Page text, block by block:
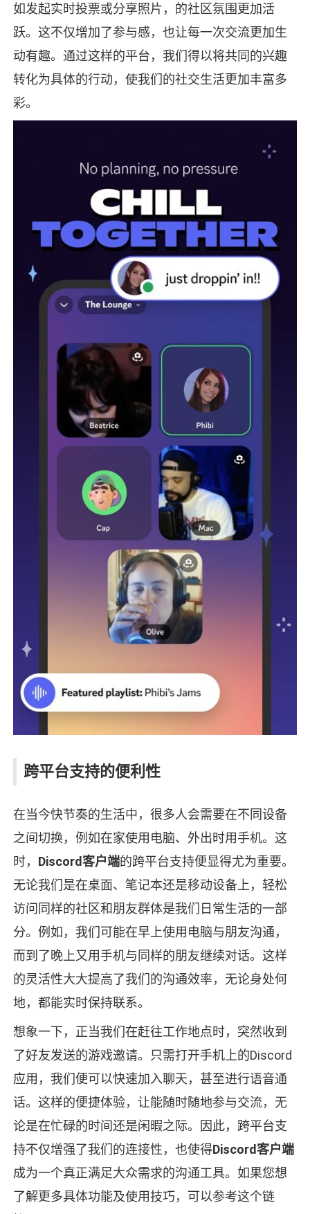
如发起实时投票或分享照片，的社区氛围更加活
跃。这不仅增加了参与感，也让每一次交流更加生
动有趣。通过这样的平台，我们得以将共同的兴趣
转化为具体的行动，使我们的社交生活更加丰富多
彩。
跨平台支持的便利性
在当今快节奏的生活中，很多人会需要在不同设备
之间切换，例如在家使用电脑、外出时用手机。这
时， Discord客户端的跨平台支持便显得尤为重要。
无论我们是在桌面、笔记本还是移动设备上，轻松
访问同样的社区和朋友群体是我们日常生活的一部
分。例如，我们可能在早上使用电脑与朋友沟通，
而到了晚上又用手机与同样的朋友继续对话。这样
的灵活性大大提高了我们的沟通效率，无论身处何
地，都能实时保持联系。
想象一下，正当我们在赶往工作地点时，突然收到
了好友发送的游戏邀请。只需打开手机上的Discord
应用，我们便可以快速加入聊天，甚至进行语音通
话。这样的便捷体验，让能随时随地参与交流，无
论是在忙碌的时间还是闲暇之际。因此，跨平台支
持不仅增强了我们的连接性，也使得Discord客户端
成为一个真正满足大众需求的沟通工具。如果您想
了解更多具体功能及使用技巧，可以参考这个链